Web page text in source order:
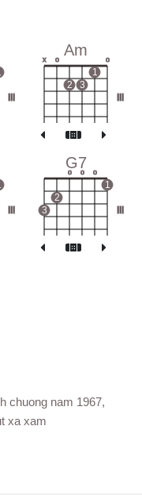
Am
x o
2 3
1
o
G7
3
2
o o o
1
chuong nam 1967,
xa xam